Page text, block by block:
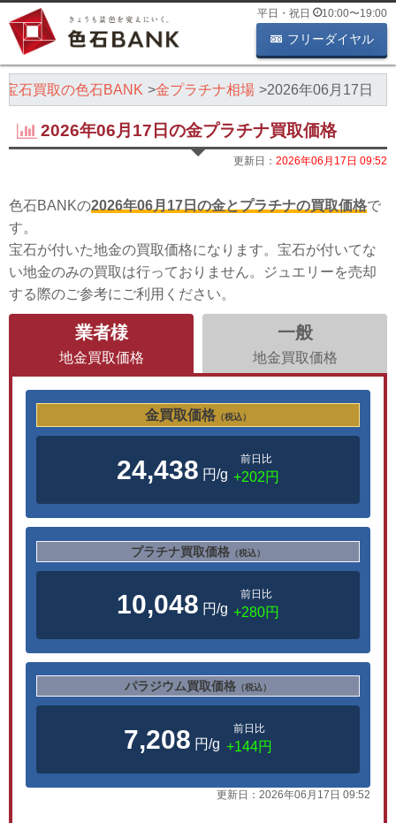
平日・祝日 10:00〜19:00
フリーダイヤル
宝石買取の色石BANK 金プラチナ相場 2026年06月17日
2026年06月17日の金プラチナ買取価格
更新日： 2026年06月17日 09:52
色石BANKの2026年06月17日の金とプラチナの買取価格で
す。
宝石が付いた地金の買取価格になります。宝石が付いてな
い地金のみの買取は行っておりません。ジュエリーを売却
する際のご参考にご利用ください。
業者様
地金買取価格
一般
地金買取価格
金買取価格 （税込）
24,438 円/g
前日比
+202円
プラチナ買取価格 （税込）
10,048 円/g
前日比
+280円
パラジウム買取価格 （税込）
7,208 円/g
前日比
+144円
更新日： 2026年06月17日 09:52